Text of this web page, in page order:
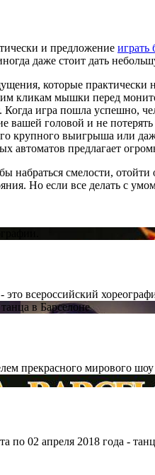
и предложение играть
даже стоит дать
которые практически
кликам мышки перед
Когда игра пошла успешно,
вашей головой и не потерять
крупного выигрыша или
автоматов предлагает
набраться смелости,
Но если все делать с
всероссийский
в Барселоне
прекрасного мирового
по 02 апреля 2018 года -